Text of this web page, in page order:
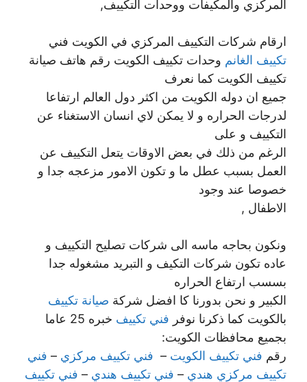
المركزي والمكيفات ووحدات التكييف,
ارقام شركات التكييف المركزي في الكويت فني
تكييف الغانم وحدات تكييف الكويت رقم هاتف صيانة
تكييف الكويت كما نعرف
جميع ان دوله الكويت من اكثر دول العالم ارتفاعا
لدرجات الحراره و لا يمكن لاي انسان الاستغناء عن
التكييف و على
الرغم من ذلك في بعض الاوقات يتعل التكييف عن
العمل بسبب عطل ما و تكون الامور مزعجه جدا و
خصوصا عند وجود
الاطفال ,
ونكون بحاجه ماسه الى شركات تصليح التكييف و
عاده تكون شركات التكيف و التبريد مشغوله جدا
بسسب ارتفاع الحراره
الكبير و نحن بدورنا كا افضل شركة صيانة تكييف
بالكويت كما ذكرنا نوفر فني تكييف
خبره 25 عاما
بجميع محافظات الكويت:
رقم فني تكييف الكويت – فني تكييف مركزي – فني
تكييف مركزي هندي – فني تكييف هندي – فني تكييف